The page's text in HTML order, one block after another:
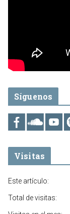
Síguenos
Visitas
Este artículo:
Total de visitas: